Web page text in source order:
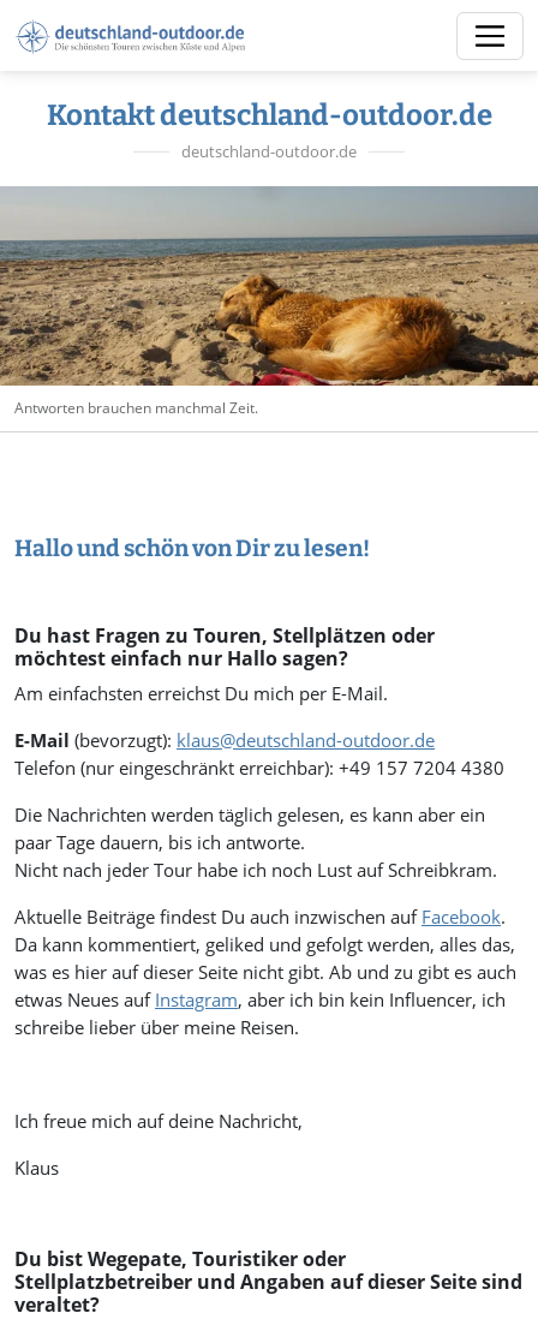
Kontakt deutschland-outdoor.de
deutschland-outdoor.de
Antworten brauchen manchmal Zeit.
Hallo und schön von Dir zu lesen!
Du hast Fragen zu Touren, Stellplätzen oder
möchtest einfach nur Hallo sagen?
Am einfachsten erreichst Du mich per E-Mail.
E-Mail (bevorzugt): klaus@deutschland-outdoor.de
Telefon (nur eingeschränkt erreichbar): +49 157 7204 4380
Die Nachrichten werden täglich gelesen, es kann aber ein
paar Tage dauern, bis ich antworte.
Nicht nach jeder Tour habe ich noch Lust auf Schreibkram.
Aktuelle Beiträge findest Du auch inzwischen aufFacebook.
Da kann kommentiert, geliked und gefolgt werden, alles das,
was es hier auf dieser Seite nicht gibt. Ab und zu gibt es auch
etwas Neues aufInstagram, aber ich bin kein Influencer, ich
schreibe lieber über meine Reisen.
Ich freue mich auf deine Nachricht,
Klaus
Du bist Wegepate, Touristiker oder
Stellplatzbetreiber und Angaben auf dieser Seite sind
veraltet?